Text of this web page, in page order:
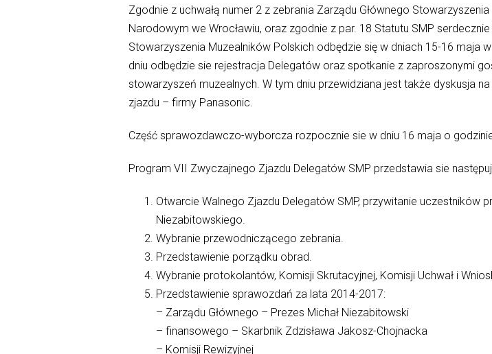
Zgodnie z uchwałą numer 2 z zebrania Zarządu Głównego
Narodowym we Wrocławiu, oraz zgodnie z par. 18 Statutu SMP
Stowarzyszenia Muzealników Polskich odbędzie się w dniach 15-16 maja
dniu odbędzie sie rejestracja Delegatów oraz spotkanie z zaproszonymi
stowarzyszeń muzealnych. W tym dniu przewidziana jest także dyskusja
zjazdu – firmy Panasonic.
Część sprawozdawczo-wyborcza rozpocznie sie w dniu 16 maja o
Program VII Zwyczajnego Zjazdu Delegatów SMP przedstawia sie
Otwarcie Walnego Zjazdu Delegatów SMP, przywitanie uczestników
Niezabitowskiego.
Wybranie przewodniczącego zebrania.
Przedstawienie porządku obrad.
Wybranie protokolantów, Komisji Skrutacyjnej, Komisji Uchwał i
Przedstawienie sprawozdań za lata 2014-2017:
– Zarządu Głównego – Prezes Michał Niezabitowski
– finansowego – Skarbnik Zdzisława Jakosz-Chojnacka
– Komisji Rewizyjnej